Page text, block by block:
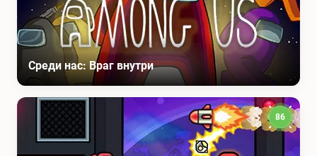
Среди нас: Враг внутри
86